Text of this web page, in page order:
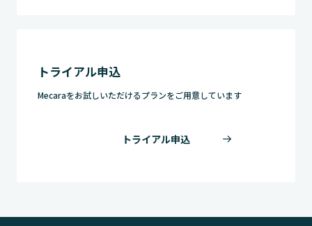
トライアル申込
Mecaraをお試しいただけるプランをご用意しています
トライアル申込